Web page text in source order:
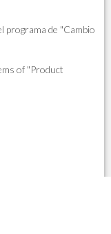
programa de "Cambio
of "Product